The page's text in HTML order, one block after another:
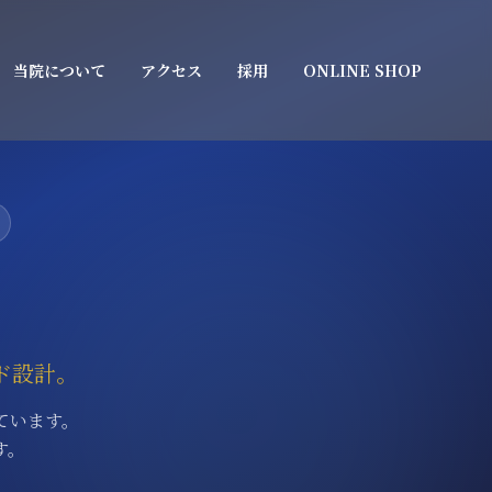
当院について アクセス 採用 ONLINE SHOP
計。
ます。